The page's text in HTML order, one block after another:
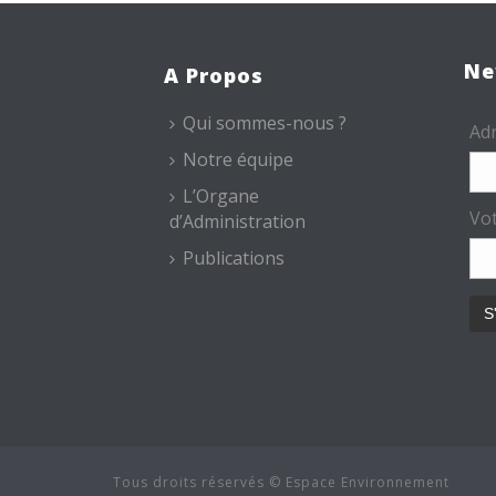
A Propos
Qui sommes-nous ?
Notre équipe
L’Organe
d’Administration
Publications
Tous droits réservés © Espace Environnement